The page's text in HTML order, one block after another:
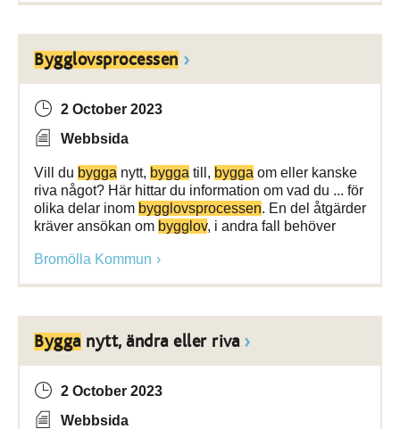
Bygglovsprocessen
2 October 2023
Webbsida
Vill du bygga nytt, bygga till, bygga om eller kanske
riva något? Här hittar du information om vad du ... för
olika delar inom bygglovsprocessen. En del åtgärder
kräver ansökan om bygglov, i andra fall behöver
Bromölla Kommun
Bygganytt, ändra eller riva
2 October 2023
Webbsida